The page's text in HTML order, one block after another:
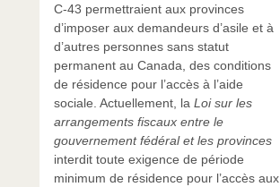
C-43 permettraient aux provinces
d’imposer aux demandeurs d’asile et à
d’autres personnes sans statut
permanent au Canada, des conditions
de résidence pour l’accès à l’aide
sociale. Actuellement, la Loi sur les
arrangements fiscaux entre le
gouvernement fédéral et les provinces
interdit toute exigence de période
minimum de résidence pour l’accès aux